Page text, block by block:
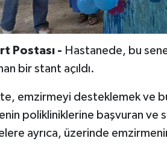
Postası - Hastanede, bu
bir stant açıldı.
emzirmeyi desteklemek ve
polikliniklerine başvuran ve
ayrıca, üzerinde